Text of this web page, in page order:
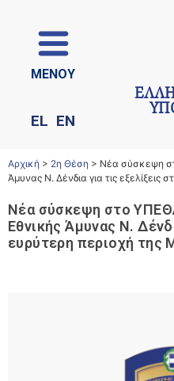
ΜΕΝΟΥ
EL EN
Αρχική > 2η Θέση > Νέα σύσκεψη
Άμυνας Ν. Δένδια για τις εξελίξεις
Νέα σύσκεψη στο
Εθνικής Άμυνας Ν.
ευρύτερη περιοχή της